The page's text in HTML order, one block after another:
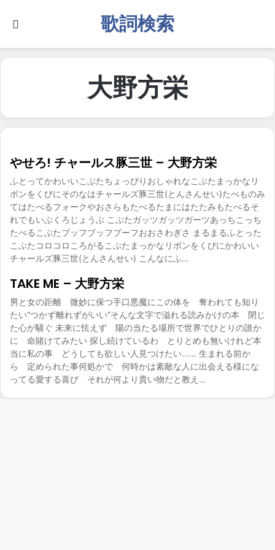
歌詞検索
大野方栄
やせろ! チャールス豚三世 – 大野方栄
ふとってかわいいこぶたちょっぴりおしゃれなこぶたまっかなリ
ボンをくびにそのなはチャールズ豚三世(とんさんせい)たべものみ
てはたべるフォークやおさらもたべるたまにはたたみもたべるそ
れでもいぶくろじょうぶ こぶたガッツガッツガーツあっちこっち
たべるこぶたブッフブッフブーフおおさわぎさ まるまるふとった
こぶたコロコロころがるこぶたまっかなリボンをくびにかわいい
チャールズ豚三世(とんさんせい) こんなにふ…
TAKE ME – 大野方栄
男と女の距離 微妙に保つ手口悪魔にこの体を 奪われても知り
たい“つかず離れずがいい”そんな文字で溢れる読みかけの本 閉じ
た心が騒ぐ 未来に怯えず 陽の当たる場所で世界でひとりの誰か
に 命賭けてみたい 探し続けているわ とりとめも無いけれど本
当に私の事 どうしても欲しい人見つけたい…… 生まれる前か
ら 定められた事何処かで 何時かは素敵な人に出会える様にな
ってる愛する喜び それが何より貴い物だと教え…